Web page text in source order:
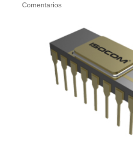
Comentarios